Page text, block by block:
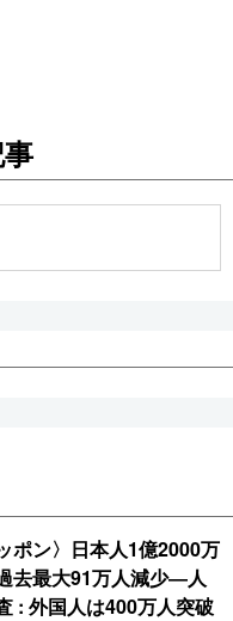
ポン〉日本人1億2000万
去最大91万人減少―人
: 外国人は400万人突破